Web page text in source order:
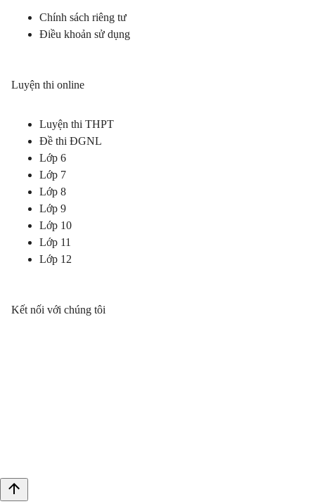
Chính sách riêng tư
Điều khoản sử dụng
Luyện thi online
Luyện thi THPT
Đề thi ĐGNL
Lớp 6
Lớp 7
Lớp 8
Lớp 9
Lớp 10
Lớp 11
Lớp 12
Kết nối với chúng tôi